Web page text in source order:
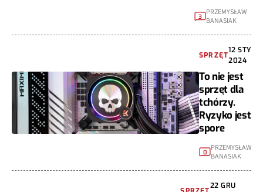
3
PRZEMYSŁAW
BANASIAK
SPRZĘT
12 STY
2024
To nie jest
sprzęt dla
tchórzy.
Ryzyko jest
spore
0
PRZEMYSŁAW
BANASIAK
22 GRU